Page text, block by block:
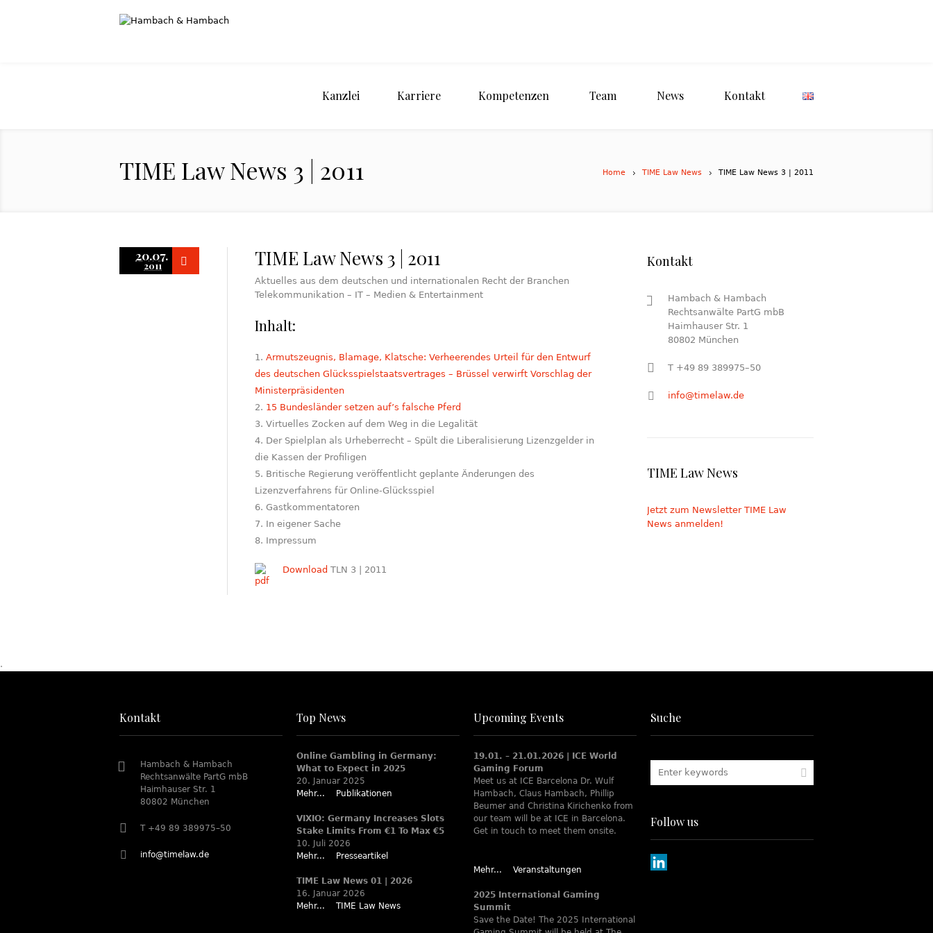
Kanzlei Karriere Kompetenzen Team News Kontakt
TIME Law News 3 | 2011 Home TIME Law News TIME Law News 3 | 2011
20.07.
2011 TIME Law News 3 | 2011
Aktuelles aus dem deutschen und internationalen Recht der Branchen
Telekommunikation – IT – Medien & Entertainment
Inhalt:
Armutszeugnis, Blamage, Klatsche: Verheerendes Urteil für den Entwurf
des deutschen Glücksspielstaatsvertrages – Brüssel verwirft Vorschlag der
Ministerpräsidenten
15 Bundesländer setzen auf’s falsche Pferd
Virtuelles Zocken auf dem Weg in die Legalität
Der Spielplan als Urheberrecht – Spült die Liberalisierung Lizenzgelder in
die Kassen der Profiligen
Britische Regierung veröffentlicht geplante Änderungen des
Lizenzverfahrens für Online-Glücksspiel
Gastkommentatoren
In eigener Sache
Impressum
Download TLN 3 | 2011
Kontakt
Hambach & Hambach
Rechtsanwälte PartG mbB
Haimhauser Str. 1
80802 München
T +49 89 389975–50
info@timelaw.de
TIME Law News
Jetzt zum Newsletter TIME Law
News anmelden!
.
Kontakt
Hambach & Hambach
Rechtsanwälte PartG mbB
Haimhauser Str. 1
80802 München
T +49 89 389975–50
info@timelaw.de
Top News
Online Gambling in Germany:
What to Expect in 2025
20. Januar 2025
Mehr...
Publikationen
VIXIO: Germany Increases Slots
Stake Limits From €1 To Max €5
10. Juli 2026
Mehr...
Presseartikel
TIME Law News 01 | 2026
16. Januar 2026
Mehr...
TIME Law News
Upcoming Events
19.01. – 21.01.2026 | ICE World
Gaming Forum
Meet us at ICE Barcelona Dr. Wulf
Hambach, Claus Hambach, Phillip
Beumer and Christina Kirichenko from
our team will be at ICE in Barcelona.
Get in touch to meet them onsite.
Mehr... Veranstaltungen
2025 International Gaming
Summit
Save the Date! The 2025 International
Suche
Follow us